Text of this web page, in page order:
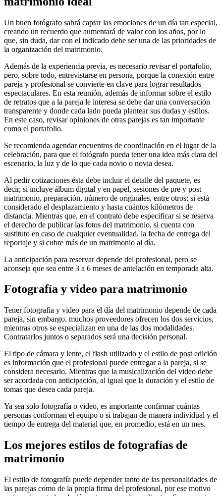
Un buen fotógrafo sabrá captar las emociones de un día tan especial,
creando un recuerdo que aumentará de valor con los años, por lo
que, sin duda, dar con el indicado debe ser una de las prioridades de
la organización del matrimonio.
Además de la experiencia previa, es necesario revisar el portafolio,
pero, sobre todo, entrevistarse en persona, porque la conexión entre
pareja y profesional se convierte en clave para lograr resultados
espectaculares. En esta reunión, además de informar sobre el estilo
de retratos que a la pareja le interesa se debe dar una conversación
transparente y donde cada lado pueda plantear sus dudas y estilos.
En este caso, revisar opiniones de otras parejas es tan importante
como el portafolio.
Se recomienda agendar encuentros de coordinación en el lugar de la
celebración, para que el fotógrafo pueda tener una idea más clara del
escenario, la luz y de lo que cada novio o novia desea.
Al pedir cotizaciones ésta debe incluir el detalle del paquete, es
decir, si incluye álbum digital y en papel, sesiones de pre y post
matrimonio, preparación, número de originales, entre otros; si está
considerado el desplazamiento y hasta cuántos kilómetros de
distancia. Mientras que, en el contrato debe especificar si se reserva
el derecho de publicar las fotos del matrimonio, si cuenta con
sustituto en caso de cualquier eventualidad, la fecha de entrega del
reportaje y si cubre más de un matrimonio al día.
La anticipación para reservar depende del profesional, pero se
aconseja que sea entre 3 a 6 meses de antelación en temporada alta.
Fotografía y video para matrimonio
Tener fotografía y video para el día del matrimonio depende de cada
pareja, sin embargo, muchos proveedores ofrecen los dos servicios,
mientras otros se especializan en una de las dos modalidades.
Contratarlos juntos o separados será una decisión personal.
El tipo de cámara y lente, el flash utilizado y el estilo de post edición
es información que el profesional puede entregar a la pareja, si se
considera necesario. Mientras que la musicalización del video debe
ser acordada con anticipación, al igual que la duración y el estilo de
tomas que desea cada pareja.
Ya sea solo fotografía o video, es importante confirmar cuántas
personas conforman el equipo o si trabajan de manera individual y el
tiempo de entrega del material que, en promedio, está en un mes.
Los mejores estilos de fotografías de
matrimonio
El estilo de fotografía puede depender tanto de las personalidades de
las parejas como de la propia firma del profesional, por ese motivo